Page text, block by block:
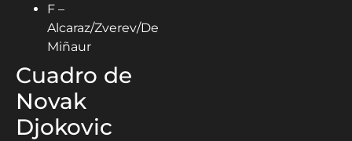
F –
Alcaraz/Zverev/De
Miñaur
Cuadro de
Novak
Djokovic